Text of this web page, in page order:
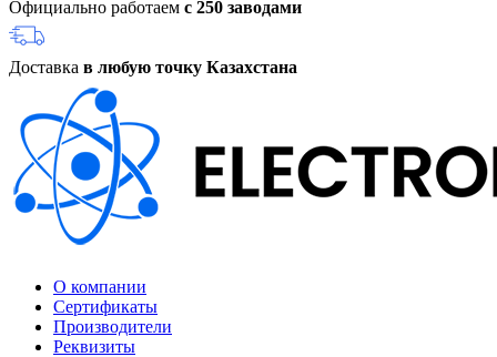
Официально работаем с 250 заводами
Доставка в любую точку Казахстана
О компании
Сертификаты
Производители
Реквизиты